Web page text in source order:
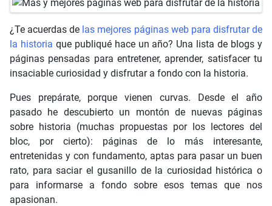
¿Te acuerdas de las mejores páginas web para disfrutar de
la historia que publiqué hace un año? Una lista de blogs y
páginas pensadas para entretener, aprender, satisfacer tu
insaciable curiosidad y disfrutar a fondo con la historia.
Pues prepárate, porque vienen curvas. Desde el año
pasado he descubierto un montón de nuevas páginas
sobre historia (muchas propuestas por los lectores del
bloc, por cierto): páginas de lo más interesante,
entretenidas y con fundamento, aptas para pasar un buen
rato, para saciar el gusanillo de la curiosidad histórica o
para informarse a fondo sobre esos temas que nos
apasionan.